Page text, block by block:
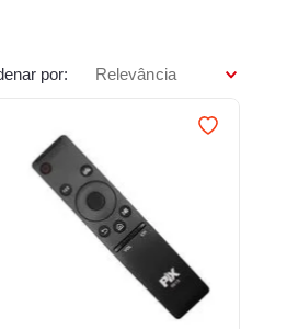
por Relevância